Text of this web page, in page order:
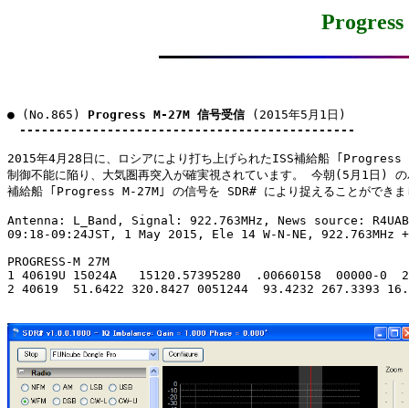
● (No.865) Progress M-27M 信号受信 (2015年5月1日)
----------------------------------------------
2015年4月28日に、ロシアにより打ち上げられたISS補給船 ｢Progress
制御不能に陥り、大気圏再突入が確実視されています。 今朝(5月1日) の
補給船 ｢Progress M-27M｣ の信号を SDR# により捉えることができま
Antenna: L_Band, Signal: 922.763MHz, News source:
09:18-09:24JST, 1 May 2015, Ele 14 W-N-NE, 922.763MHz
PROGRESS-M 27M
1 40619U 15024A   15120.57395280  .00660158  00000-0
2 40619  51.6422 320.8427 0051244  93.4232 267.3393